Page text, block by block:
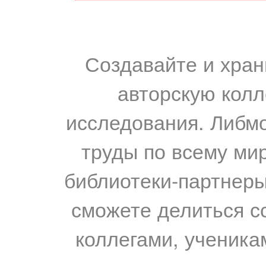
Создавайте и
авторскую
исследования.
труды по всему
библиотеки-
сможете делиться
коллегами,